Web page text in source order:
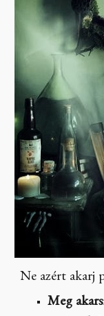
Ne azért akarj
Meg